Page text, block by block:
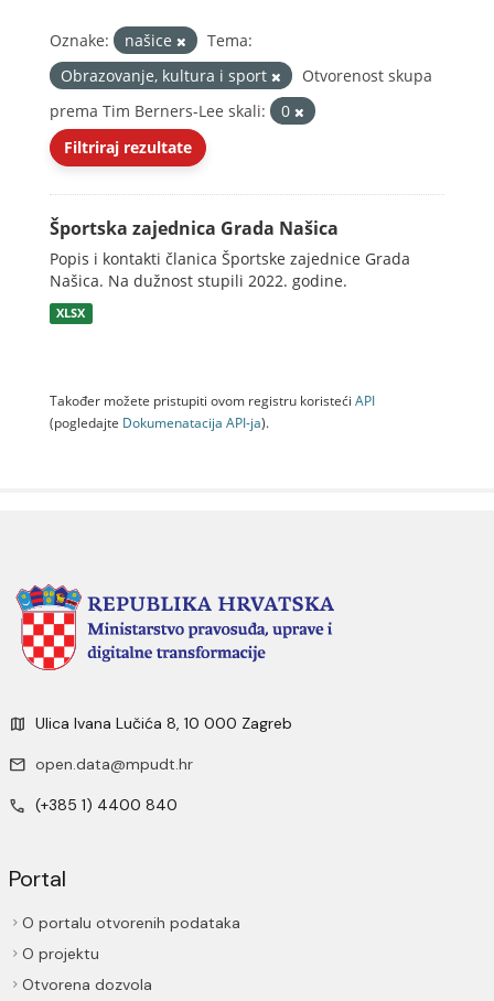
Oznake: našice
Tema:
Obrazovanje, kultura i sport
Otvorenost skupa
prema Tim Berners-Lee skali:
0
Filtriraj rezultate
Športska zajednica Grada Našica
Popis i kontakti članica Športske zajednice Grada
Našica. Na dužnost stupili 2022. godine.
XLSX
Također možete pristupiti ovom registru koristeći API
(pogledajte Dokumenаtаcijа API-jа).